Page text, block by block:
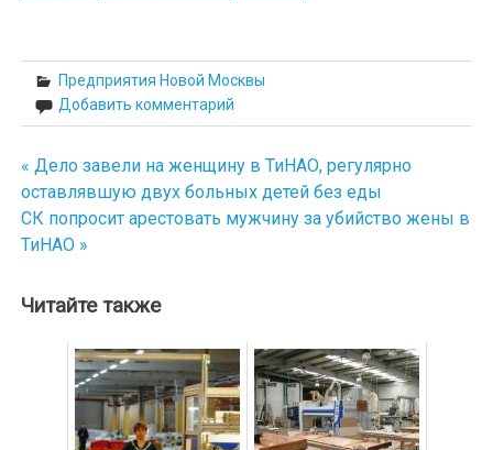
Предприятия Новой Москвы
Добавить комментарий
Навигация
по
записям
« Дело завели на женщину в ТиНАО, регулярно
оставлявшую двух больных детей без еды
СК попросит арестовать мужчину за убийство жены в
ТиНАО »
Читайте также